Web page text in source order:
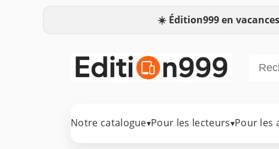
☀️ Édition999 en
Notre catalogue▾Pour les lecteurs▾Pour les